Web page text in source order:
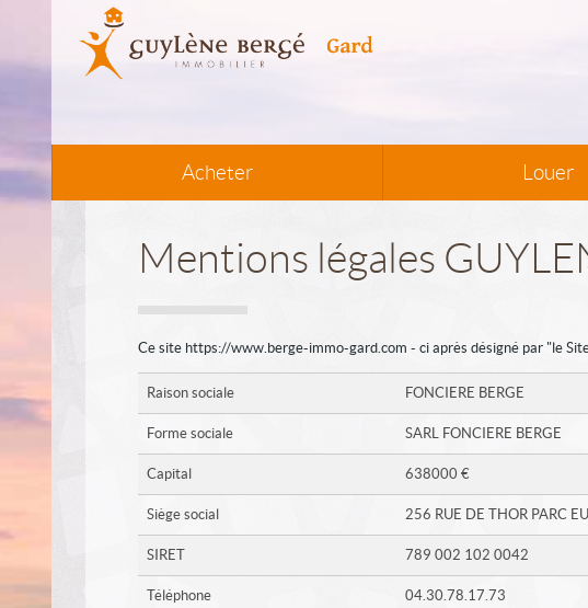
Acheter Louer
Mentions légales
Ce site https://www.berge-immo-gard.com - ci après désigné par "le
Raison sociale FONCIERE BERGE
Forme sociale SARL FONCIERE BERGE
Capital 638000 €
Siège social 256 RUE DE THOR PARC
SIRET 789 002 102 0042
Téléphone 04.30.78.17.73